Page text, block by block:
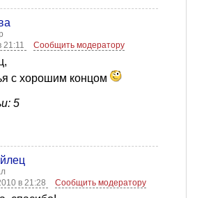
21:11
Сообщить модератору
с хорошим концом
5
в 21:28
Сообщить модератору